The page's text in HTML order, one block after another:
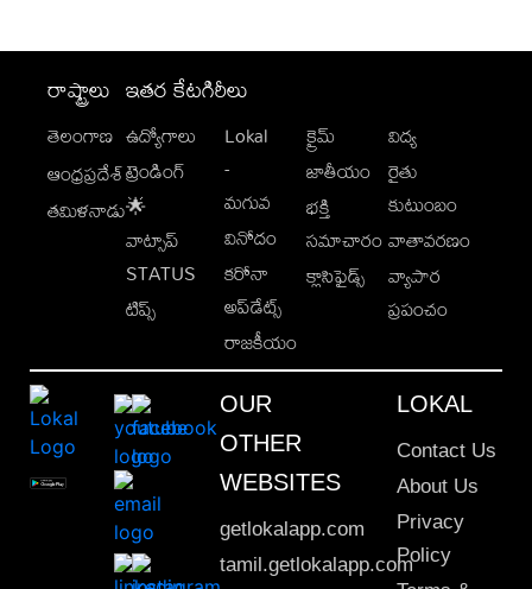
రాష్ట్రాలు
తెలంగాణ
ఆంధ్రప్రదేశ్
తమిళనాడు
ఇతర కేటగిరీలు
ఉద్యోగాలు
ట్రెండింగ్
🌟
వాట్సాప్
STATUS
టిప్స్
Lokal
-
మగువ
వినోదం
కరోనా
అప్‌డేట్స్
రాజకీయం
క్రైమ్
జాతీయం
భక్తి
సమాచారం
క్లాసిఫైడ్స్
విద్య
రైతు
కుటుంబం
వాతావరణం
వ్యాపార
ప్రపంచం
OUR
OTHER
WEBSITES
getlokalapp.com
tamil.getlokalapp.com
LOKAL
Contact Us
About Us
Privacy
Policy